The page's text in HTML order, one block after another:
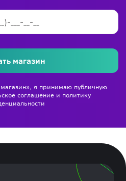
магазин
я принимаю публичную
соглашениеи политику